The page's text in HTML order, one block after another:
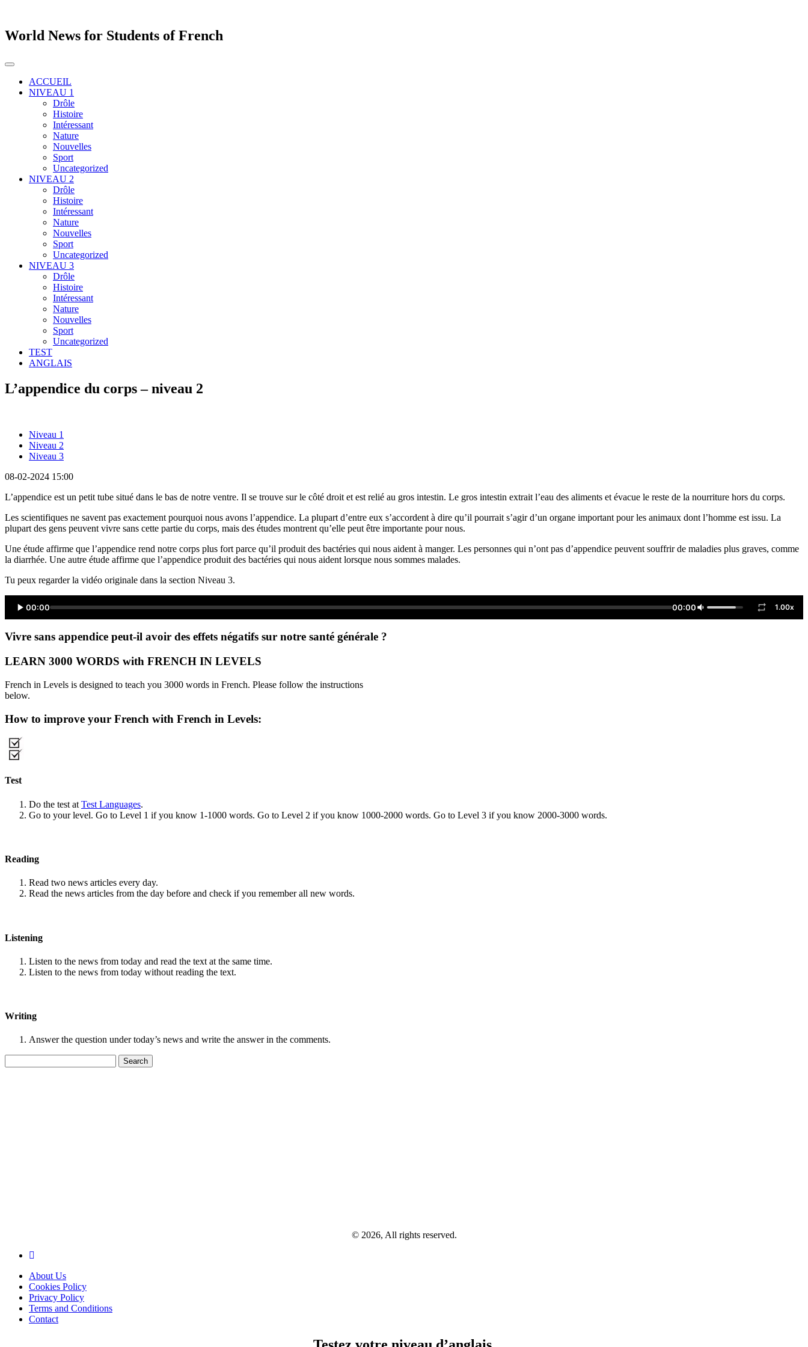
World News for Students of French
Toggle
navigationACCUEIL
NIVEAU 1
Drôle
Histoire
Intéressant
Nature
Nouvelles
Sport
Uncategorized
NIVEAU 2
Drôle
Histoire
Intéressant
Nature
Nouvelles
Sport
Uncategorized
NIVEAU 3
Drôle
Histoire
Intéressant
Nature
Nouvelles
Sport
Uncategorized
TEST
ANGLAIS
L’appendice du corps – niveau 2
Niveau 1
Niveau 2
Niveau 3
08-02-2024 15:00
L’appendice est un petit tube situé dans le bas de notre ventre. Il se trouve sur le côté droit et est relié au gros intestin. Le gros intestin extrait l’eau des aliments et évacue le reste de la nourriture hors du corps.
Les scientifiques ne savent pas exactement pourquoi nous avons l’appendice. La plupart d’entre eux s’accordent à dire qu’il pourrait s’agir d’un organe important pour les animaux dont l’homme est issu. La
plupart des gens peuvent vivre sans cette partie du corps, mais des études montrent qu’elle peut être importante pour nous.
Une étude affirme que l’appendice rend notre corps plus fort parce qu’il produit des bactéries qui nous aident à manger. Les personnes qui n’ont pas d’appendice peuvent souffrir de maladies plus graves, comme
la diarrhée. Une autre étude affirme que l’appendice produit des bactéries qui nous aident lorsque nous sommes malades.
Tu peux regarder la vidéo originale dans la section Niveau 3.
00:00 00:00 1.00x
Vivre sans appendice peut-il avoir des effets négatifs sur notre santé générale ?
LEARN 3000 WORDS with FRENCH IN LEVELS
French in Levels is designed to teach you 3000 words in French. Please follow the instructions
below.
How to improve your French with French in Levels:
Test
Do the test at Test Languages.
Go to your level. Go to Level 1 if you know 1-1000 words. Go to Level 2 if you know 1000-2000 words. Go to Level 3 if you know 2000-3000 words.
Reading
Read two news articles every day.
Read the news articles from the day before and check if you remember all new words.
Listening
Listen to the news from today and read the text at the same time.
Listen to the news from today without reading the text.
Writing
Answer the question under today’s news and write the answer in the comments.
for:
© 2026, All rights reserved.
About Us
Cookies Policy
Privacy Policy
Terms and Conditions
Contact